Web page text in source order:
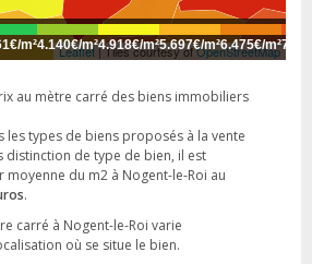
Leaflet| Tiles courtesy ofOpenStreetMap
m²4.140€/m²4.918€/m²5.697€/m²6.475€/m²
au mètre carré des biens immobiliers
les types de biens proposés à la vente
distinction de type de bien, il est
du m2 à Nogent-le-Roi au
.
carré à Nogent-le-Roi varie
où se situe le bien.